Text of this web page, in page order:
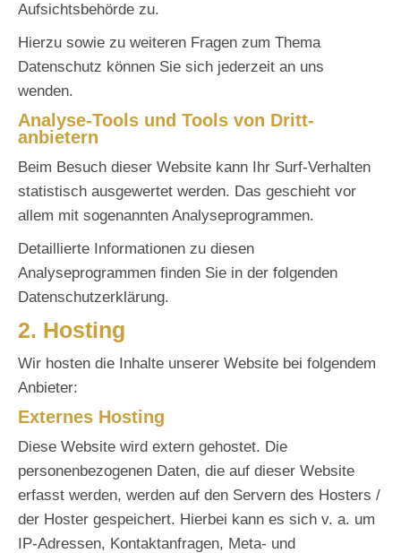
Aufsichtsbehörde zu.
Hierzu sowie zu weiteren Fragen zum Thema
Datenschutz können Sie sich jederzeit an uns
wenden.
Analyse-Tools und Tools von Dritt­
anbietern
Beim Besuch dieser Website kann Ihr Surf-Verhalten
statistisch ausgewertet werden. Das geschieht vor
allem mit sogenannten Analyseprogrammen.
Detaillierte Informationen zu diesen
Analyseprogrammen finden Sie in der folgenden
Datenschutzerklärung.
2. Hosting
Wir hosten die Inhalte unserer Website bei folgendem
Anbieter:
Externes Hosting
Diese Website wird extern gehostet. Die
personenbezogenen Daten, die auf dieser Website
erfasst werden, werden auf den Servern des Hosters /
der Hoster gespeichert. Hierbei kann es sich v. a. um
IP-Adressen, Kontaktanfragen, Meta- und